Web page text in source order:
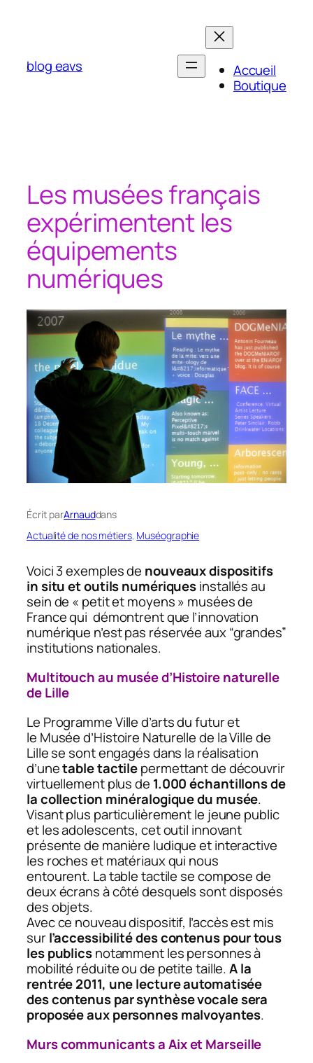
blog eavs
Accueil
Boutique
Les musées français
expérimentent les
équipements
numériques
Écrit parArnauddans
Actualité de nos métiers, Muséographie
Voici 3 exemples de nouveaux dispositifs
in situ et outils numériquesinstallés au
sein de « petit et moyens » musées de
France qui démontrent que l’innovation
numérique n’est pas réservée aux “grandes”
institutions nationales.
Multitouch au musée d’Histoire naturelle
de Lille
Le Programme Ville d’arts du futur et
le Musée d’Histoire Naturellede la Ville de
Lille se sont engagés dans la réalisation
d’unetable tactilepermettant de découvrir
virtuellement plus de 1.000 échantillons de
la collection minéralogique du musée.
Visant plus particulièrement le jeune public
et les adolescents, cet outil innovant
présente de manière ludique et interactive
les roches et matériaux qui nous
entourent. La table tactile se compose de
deux écrans à côté desquels sont disposés
des objets.
Avec ce nouveau dispositif, l’accès est mis
surl’accessibilité des contenus pour tous
les publicsnotamment les personnes à
mobilité réduite ou de petite taille.A la
rentrée 2011, une lecture automatisée
des contenus par synthèse vocale sera
proposée aux personnes malvoyantes.
Murs communicants a Aix et Marseille